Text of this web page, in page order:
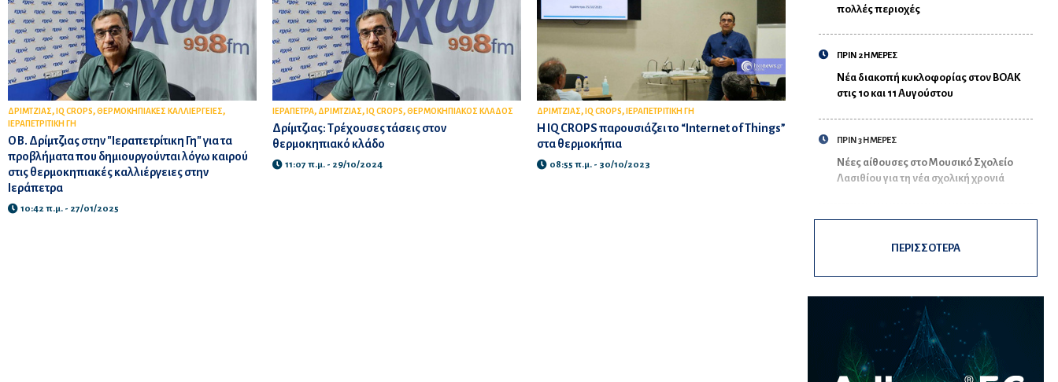
ΔΡΙΜΤΖΙΑΣ, IQ CROPS,ΘΕΡΜΟΚΗΠΙΑΚΕΣ ΚΑΛΛΙΕΡΓΕΙΕΣ,
ΙΕΡΑΠΕΤΡΙΤΙΚΗ ΓΗ
Ο Β. Δρίμτζιας στην "Ιεραπετρίτικη Γη" για τα
προβλήματα που δημιουργούνται λόγω καιρού
στις θερμοκηπιακές καλλιέργειες στην
Ιεράπετρα
10:42 π.μ. - 27/01/2025
ΙΕΡΑΠΕΤΡΑ, ΔΡΙΜΤΖΙΑΣ, IQ CROPS,ΘΕΡΜΟΚΗΠΙΑΚΟΣ ΚΛΑΔΟΣ
Δρίμτζιας: Τρέχουσες τάσεις στον
θερμοκηπιακό κλάδο
11:07 π.μ. - 29/10/2024
ΔΡΙΜΤΖΙΑΣ, IQ CROPS, ΙΕΡΑΠΕΤΡΙΤΙΚΗ ΓΗ
Η IQ CROPS παρουσιάζει το “Internet of Things”
στα θερμοκήπια
08:55 π.μ. - 30/10/2023
πολλές περιοχές
ΠΡΙΝ 2 ΗΜΕΡΕΣ
Νέα διακοπή κυκλοφορίας στον ΒΟΑΚ
στις 10 και 11 Αυγούστου
ΠΡΙΝ 3 ΗΜΕΡΕΣ
Νέες αίθουσες στο Μουσικό Σχολείο
Λασιθίου για τη νέα σχολική χρονιά
ΠΕΡΙΣΣΟΤΕΡΑ